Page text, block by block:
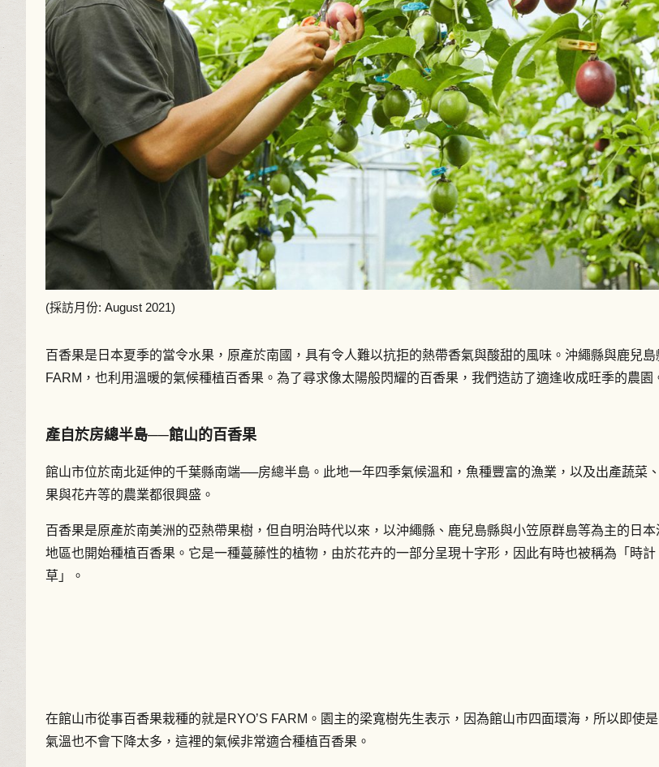
(採訪月份: August 2021)
百香果是日本夏季的當令水果，原產於南國，具有令人難以抗拒的熱帶香氣與酸甜的風味。沖繩縣與鹿兒
FARM，也利用溫暖的氣候種植百香果。為了尋求像太陽般閃耀的百香果，我們造訪了適逢收成旺季的農園
產自於房總半島──館山的百香果
館山市位於南北延伸的千葉縣南端──房總半島。此地一年四季氣候溫和，魚種豐富的漁業，以及出產蔬菜
果與花卉等的農業都很興盛。
百香果是原產於南美洲的亞熱帶果樹，但自明治時代以來，以沖繩縣、鹿兒島縣與小笠原群島等為主的日本
地區也開始種植百香果。它是一種蔓藤性的植物，由於花卉的一部分呈現十字形，因此有時也被稱為「時計
草」。
在館山市從事百香果栽種的就是RYO’S FARM。園主的梁寬樹先生表示，因為館山市四面環海，所以即使
氣溫也不會下降太多，這裡的氣候非常適合種植百香果。